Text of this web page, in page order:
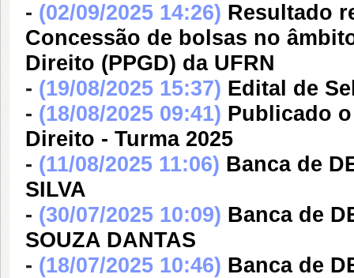
- (02/09/2025 14:26) Resultado
Concessão de bolsas no
Direito (PPGD) da UFRN
- (19/08/2025 15:37) Edital de
- (18/08/2025 09:41) Publicado
Direito - Turma 2025
- (11/08/2025 11:06) Banca de
SILVA
- (30/07/2025 10:09) Banca de
SOUZA DANTAS
- (18/07/2025 10:46) Banca de